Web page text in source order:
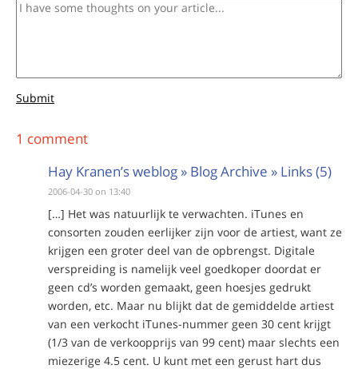
Submit
1 comment
Hay Kranen’s weblog » Blog Archive » Links (5)
2006-04-30 on 13:40
[…] Het was natuurlijk te verwachten. iTunes en
consorten zouden eerlijker zijn voor de artiest, want ze
krijgen een groter deel van de opbrengst. Digitale
verspreiding is namelijk veel goedkoper doordat er
geen cd’s worden gemaakt, geen hoesjes gedrukt
worden, etc. Maar nu blijkt dat de gemiddelde artiest
van een verkocht iTunes-nummer geen 30 cent krijgt
(1/3 van de verkoopprijs van 99 cent) maar slechts een
miezerige 4.5 cent. U kunt met een gerust hart dus